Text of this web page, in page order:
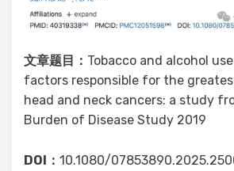
文章题目： Tobacco and alcohol
factors responsible for the
head and neck cancers: a study
Burden of Disease Study 2019
DOI： 10.1080/